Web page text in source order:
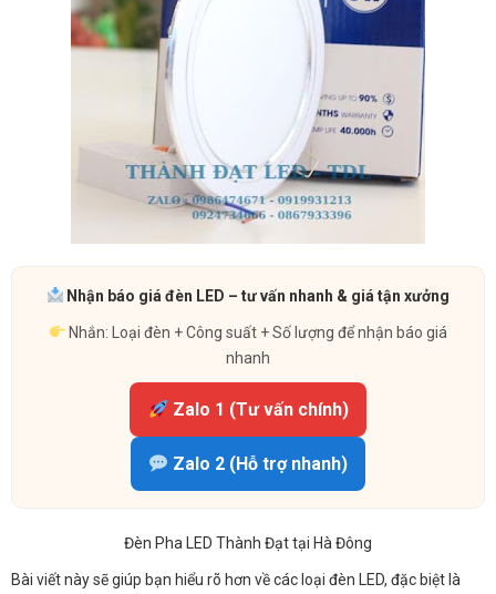
Nhận báo giá đèn LED – tư vấn nhanh & giá tận xưởng
Nhắn: Loại đèn + Công suất + Số lượng để nhận báo giá
nhanh
Zalo 1 (Tư vấn chính)
Zalo 2 (Hỗ trợ nhanh)
Đèn Pha LED Thành Đạt tại Hà Đông
Bài viết này sẽ giúp bạn hiểu rõ hơn về các loại đèn LED, đặc biệt là